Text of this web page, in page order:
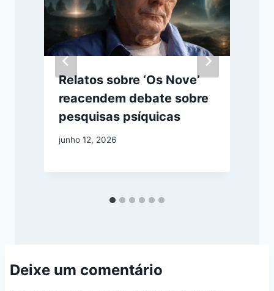
Relatos sobre ‘Os Nove’
reacendem debate sobre
pesquisas psíquicas
junho 12, 2026
Deixe um comentário